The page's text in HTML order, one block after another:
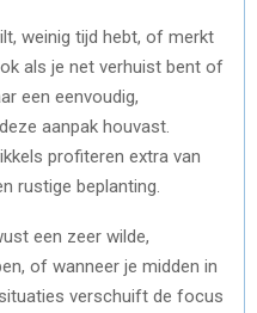
weinig tijd hebt, of merkt
als je net verhuist bent of
een eenvoudig,
aanpak houvast.
profiteren extra van
rustige beplanting.
een zeer wilde,
of wanneer je midden in
verschuift de focus